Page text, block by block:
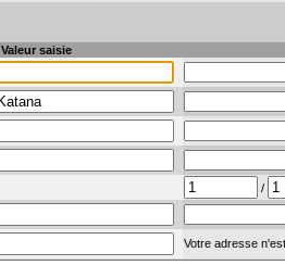
Valeur saisie
/
Votre adresse